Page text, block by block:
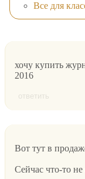
Все для
хочу купить
2016
ответить
Вот тут в
Сейчас что-то